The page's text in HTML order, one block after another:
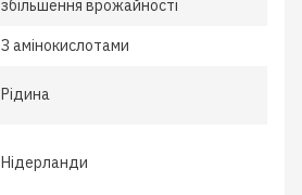
збільшення врожайності
З амінокислотами
Рідина
Нідерланди